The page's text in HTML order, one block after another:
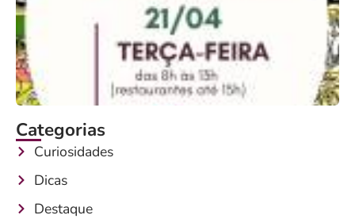
Categorias
Curiosidades
Dicas
Destaque